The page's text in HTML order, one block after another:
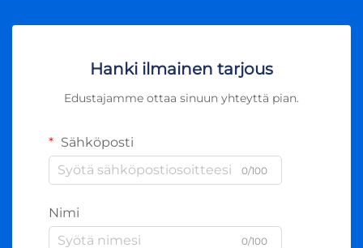
Hanki ilmainen tarjous
Edustajamme ottaa sinuun yhteyttä pian.
Sähköposti
0/100
Nimi
0/100